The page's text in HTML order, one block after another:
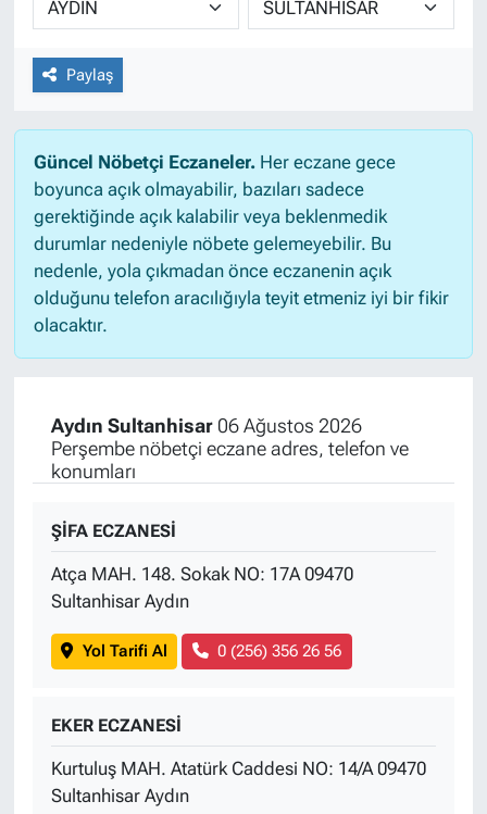
Paylaş
Güncel Nöbetçi Eczaneler.Her eczane gece
boyunca açık olmayabilir, bazıları sadece
gerektiğinde açık kalabilir veya beklenmedik
durumlar nedeniyle nöbete gelemeyebilir. Bu
nedenle, yola çıkmadan önce eczanenin açık
olduğunu telefon aracılığıyla teyit etmeniz iyi bir fikir
olacaktır.
Aydın Sultanhisar06 Ağustos 2026
Perşembe nöbetçi eczane adres, telefon ve
konumları
ŞİFA ECZANESİ
Atça MAH. 148. Sokak NO: 17A 09470
Sultanhisar Aydın
Yol Tarifi Al 0 (256) 356 26 56
EKER ECZANESİ
Kurtuluş MAH. Atatürk Caddesi NO: 14/A 09470
Sultanhisar Aydın